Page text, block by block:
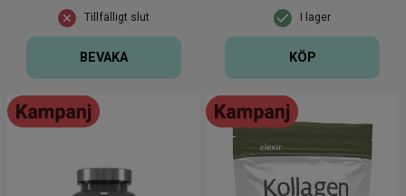
Tillfälligt slut
BEVAKA
I lager
KÖP